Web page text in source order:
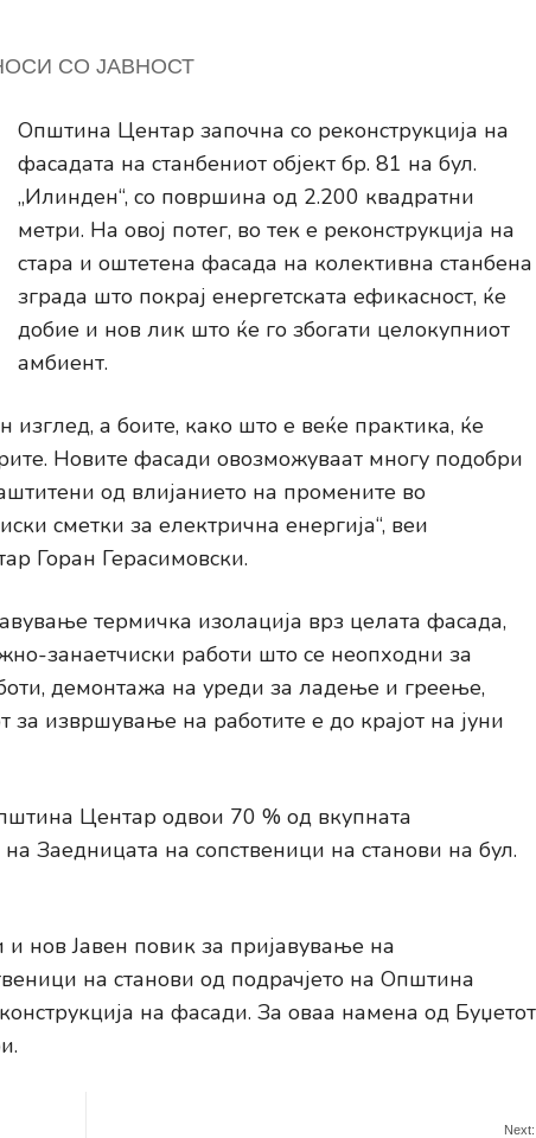
СО ЈАВНОСТ
Општина Центар започна со реконструкција на
фасадата на станбениот објект бр. 81 на бул.
„Илинден“, со површина од 2.200 квадратни
метри. На овој потег, во тек е реконструкција на
стара и оштетена фасада на колективна станбена
зграда што покрај енергетската ефикасност, ќе
добие и нов лик што ќе го збогати целокупниот
амбиент.
изглед, а боите, како што е веќе практика, ќе
Новите фасади овозможуваат многу подобри
од влијанието на промените во
сметки за електрична енергија“, веи
Горан Герасимовски.
термичка изолација врз целата фасада,
занаетчиски работи што се неопходни за
демонтажа на уреди за ладење и греење,
за извршување на работите е до крајот на јуни
Центар одвои 70 % од вкупната
Заедницата на сопственици на станови на бул.
нов Јавен повик за пријавување на
на станови од подрaчјето на Општина
на фасади. За оваа намена од Буџетот
Next: